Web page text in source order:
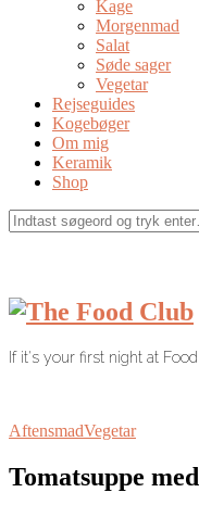
Kage
Morgenmad
Salat
Søde sager
Vegetar
Rejseguides
Kogebøger
Om mig
Keramik
Shop
If it's your first night at
AftensmadVegetar
Tomatsuppe